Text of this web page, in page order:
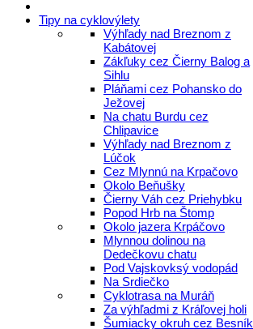
Tipy na cyklovýlety
Výhľady nad Breznom z
Kabátovej
Zákľuky cez Čierny Balog a
Sihlu
Pláňami cez Pohansko do
Ježovej
Na chatu Burdu cez
Chlipavice
Výhľady nad Breznom z
Lúčok
Cez Mlynnú na Krpačovo
Okolo Beňušky
Čierny Váh cez Priehybku
Popod Hrb na Štomp
Okolo jazera Krpáčovo
Mlynnou dolinou na
Dedečkovu chatu
Pod Vajskovksý vodopád
Na Srdiečko
Cyklotrasa na Muráň
Za výhľadmi z Kráľovej holi
Šumiacky okruh cez Besník